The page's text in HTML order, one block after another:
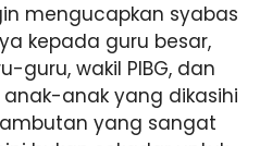
mengucapkan syabas
kepada guru besar,
guru, wakil PIBG, dan
anak yang dikasihi
yang sangat